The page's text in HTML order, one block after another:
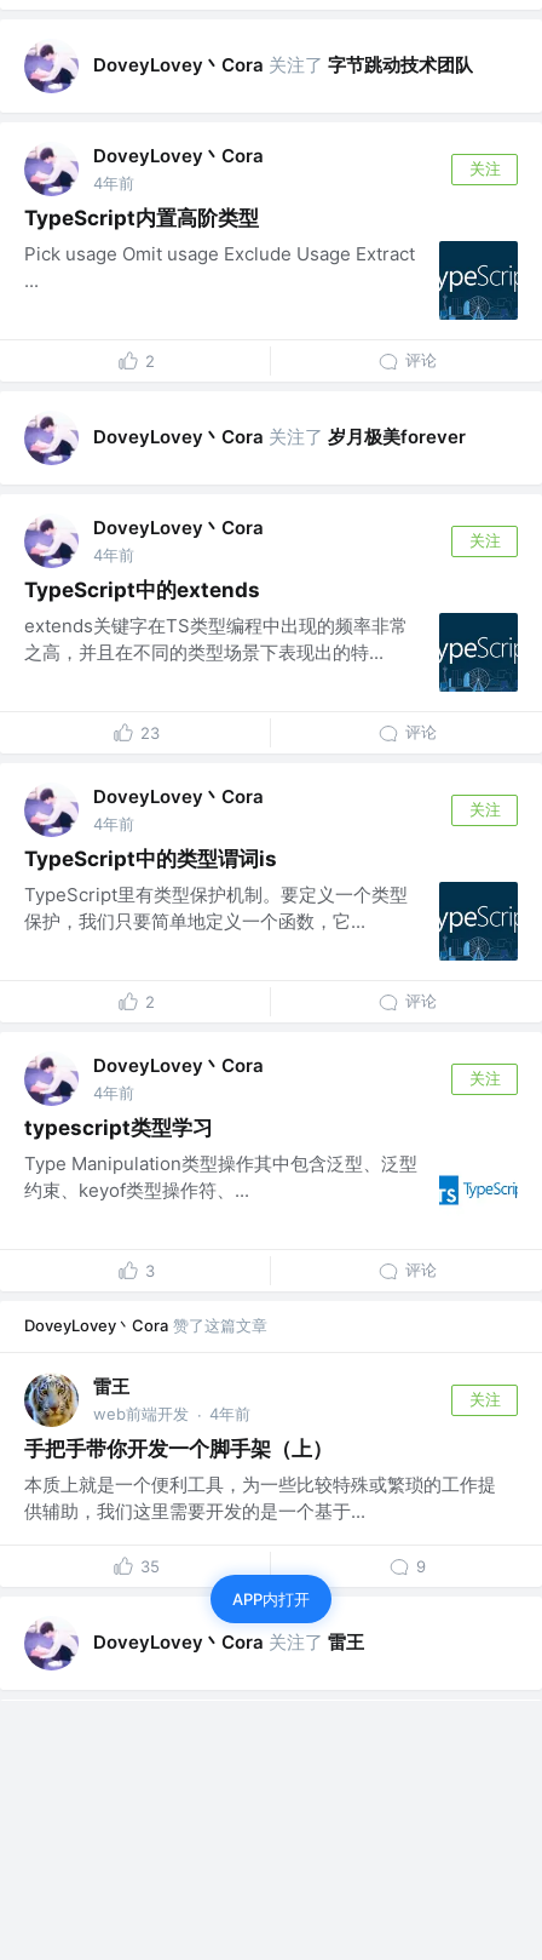
DoveyLovey丶Cora 关注了 字节跳动技术团队
DoveyLovey丶Cora
4年前
关注
TypeScript内置高阶类型
Pick usage Omit usage Exclude Usage Extract
...
2 评论
DoveyLovey丶Cora 关注了 岁月极美forever
DoveyLovey丶Cora
4年前
关注
TypeScript中的extends
extends关键字在TS类型编程中出现的频率非常
之高，并且在不同的类型场景下表现出的特...
23 评论
DoveyLovey丶Cora
4年前
关注
TypeScript中的类型谓词is
TypeScript里有类型保护机制。要定义一个类型
保护，我们只要简单地定义一个函数，它...
2 评论
DoveyLovey丶Cora
4年前
关注
typescript类型学习
Type Manipulation类型操作其中包含泛型、泛型
约束、keyof类型操作符、...
3 评论
DoveyLovey丶Cora 赞了这篇文章
雷王
web前端开发 · 4年前
关注
手把手带你开发一个脚手架（上）
本质上就是一个便利工具，为一些比较特殊或繁琐的工作提
供辅助，我们这里需要开发的是一个基于...
35 9
DoveyLovey丶Cora 关注了 雷王
APP内打开